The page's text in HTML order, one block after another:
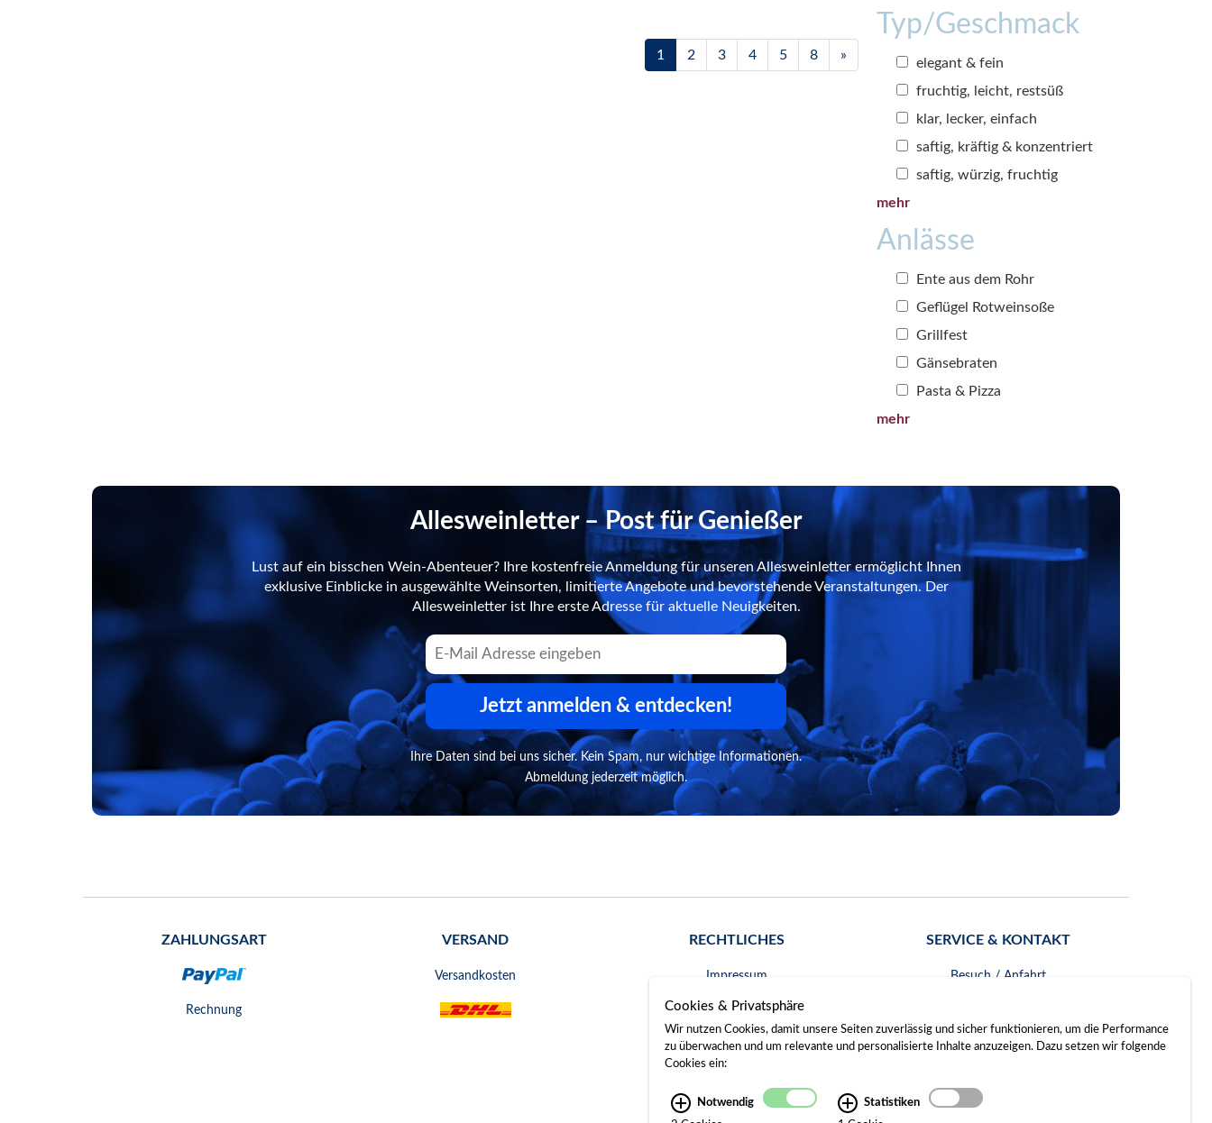
1 2 3 4 5 8 »
Typ/Geschmack
elegant & fein
fruchtig, leicht, restsüß
klar, lecker, einfach
saftig, kräftig & konzentriert
saftig, würzig, fruchtig
mehr
Anlässe
Ente aus dem Rohr
Geflügel Rotweinsoße
Grillfest
Gänsebraten
Pasta & Pizza
mehr
Allesweinletter – Post für Genießer
Lust auf ein bisschen Wein-Abenteuer? Ihre kostenfreie Anmeldung für unseren Allesweinletter ermöglicht Ihnen
exklusive Einblicke in ausgewählte Weinsorten, limitierte Angebote und bevorstehende Veranstaltungen. Der
Allesweinletter ist Ihre erste Adresse für aktuelle Neuigkeiten.
Jetzt anmelden & entdecken!
Ihre Daten sind bei uns sicher. Kein Spam, nur wichtige Informationen.
Abmeldung jederzeit möglich.
ZAHLUNGSART
Rechnung
VERSAND
Versandkosten
RECHTLICHES
Impressum
AGB
Widerrufsrecht
SERVICE & KONTAKT
Besuch / Anfahrt
Cookies & Privatsphäre
Wir nutzen Cookies, damit unsere Seiten zuverlässig und sicher funktionieren, um die Performance
zu überwachen und um relevante und personalisierte Inhalte anzuzeigen. Dazu setzen wir folgende
Cookies ein:
Notwendig Statistiken